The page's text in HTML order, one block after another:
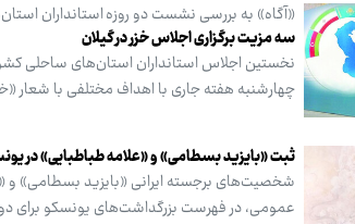
«آگاه» به بررسی نشست دو روزه استانداران
سه مزیت برگزاری اجلاس خزر در گیلان
نخستین اجلاس استانداران استان‌های ساحلی
چهارشنبه هفته جاری با اهداف مختلفی با شعار
ثبت «بایزید بسطامی» و «علامه طباطبایی» در
شخصیت‌های برجسته ایرانی «بایزید بسطامی» و
عمومی، در فهرست بزرگداشت‌های یونسکو برای دوره ۲۰۲۶ ـ ۲۰۲۷ به ثبت